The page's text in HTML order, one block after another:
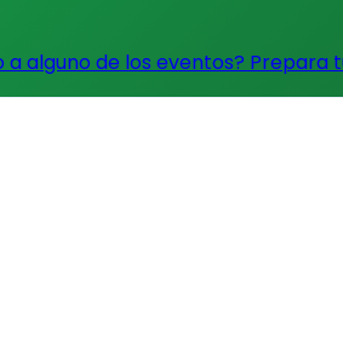
alguno de los eventos? Prepara